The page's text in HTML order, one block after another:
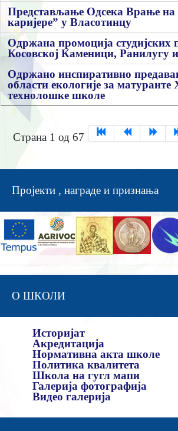
Представљање Одсека Врање на
каријере” у Власотинцу
Одржана промоција студијских
Косовској Каменици, Ранилугу
Одржано инспиративно
области eкологијe за матурантe
тeхнолошкe школe
Страна 1 од 67
Пројекти , награде и признања
О ШКОЛИ
Историјат
Акредитација
Нормативна акта школе
Политика квалитета
Школа на гугл мапи
Галерија фотографија
Видео галерија